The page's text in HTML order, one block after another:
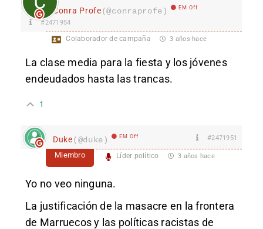
Conra Profe(@conraprofe) EM Off
#2471954
Colaborador de campaña 3 años hace
La clase media para la fiesta y los jóvenes
endeudados hasta las trancas.
1
Duke(@duke) EM Off #2471951
Miembro Líder político 3 años hace
Yo no veo ninguna.
La justificación de la masacre en la frontera
de Marruecos y las políticas racistas de